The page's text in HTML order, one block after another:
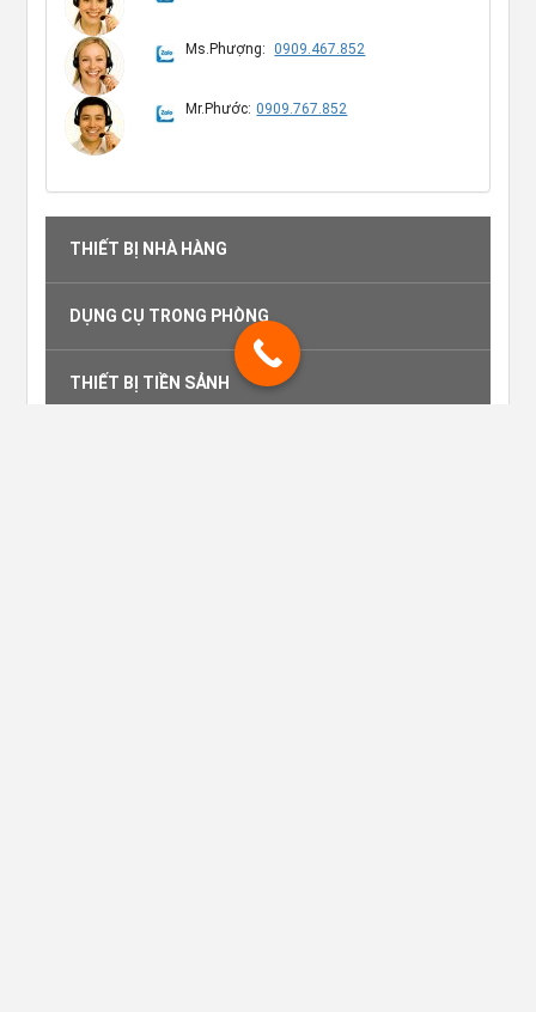
Ms.Phượng: 0909.467.852
Mr.Phước: 0909.767.852
THIẾT BỊ NHÀ HÀNG
DỤNG CỤ TRONG PHÒNG
THIẾT BỊ TIỀN SẢNH